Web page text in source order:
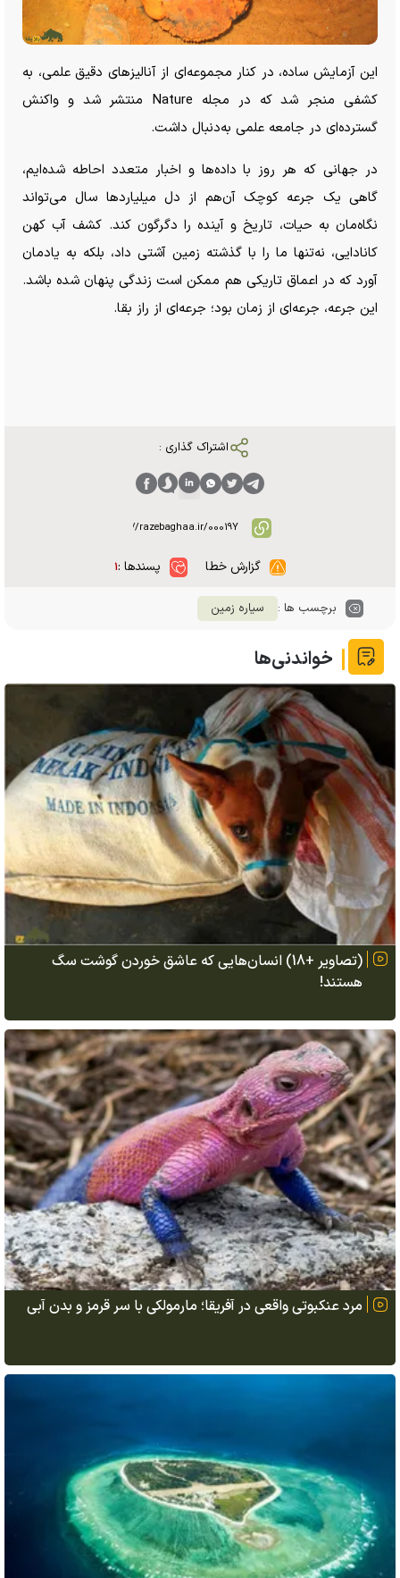
این آزمایش ساده، در کنار مجموعه‌ای از آنالیز‌های دقیق علمی، به
کشفی منجر شد که در مجله Nature منتشر شد و واکنش
گسترده‌ای در جامعه علمی به‌دنبال داشت.
در جهانی که هر روز با داده‌ها و اخبار متعدد احاطه شده‌ایم،
گاهی یک جرعه کوچک آن‌هم از دل میلیارد‌ها سال می‌تواند
نگاه‌مان به حیات، تاریخ و آینده را دگرگون کند. کشف آب کهن
کانادایی، نه‌تنها ما را با گذشته زمین آشتی داد، بلکه به یادمان
آورد که در اعماق تاریکی هم ممکن است زندگی پنهان شده باشد.
این جرعه، جرعه‌ای از زمان بود؛ جرعه‌ای از راز بقا.
اشتراک گذاری :
گزارش خطا پسندها :۱
برچسب ها : سیاره زمین
خواندنی‌ها
(تصاویر +18) انسان‌هایی که عاشق خوردن گوشت سگ
هستند!
مرد عنکبوتی واقعی در آفریقا؛ مارمولکی با سر قرمز و بدن آبی